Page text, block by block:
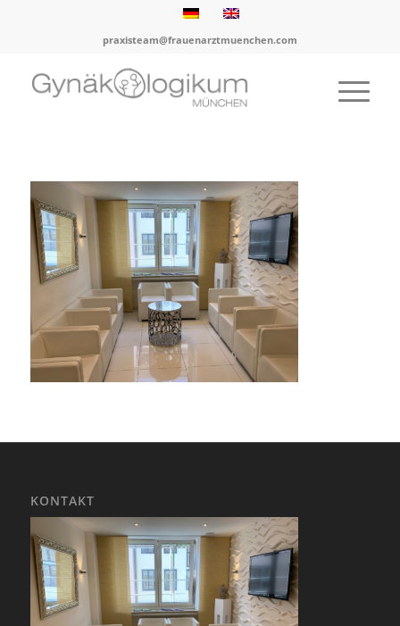
praxisteam@frauenarztmuenchen.com
KONTAKT